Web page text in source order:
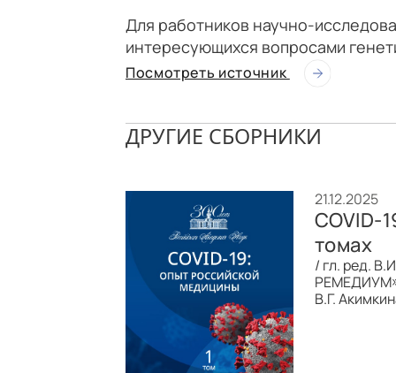
Для работников научно-
интересующихся вопросами
Посмотреть источник
ДРУГИЕ СБОРНИКИ
21.12.2025
COVID-
томах
/ гл. ред.
В.Г.